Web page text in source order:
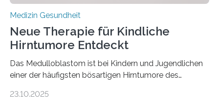
Medizin Gesundheit
Neue Therapie für Kindliche
Hirntumore Entdeckt
Das Medulloblastom ist bei Kindern und Jugendlichen
einer der häufigsten bösartigen Hirntumore des
Betroffenen können mit heutigen Methoden geheilt
23.10.2025